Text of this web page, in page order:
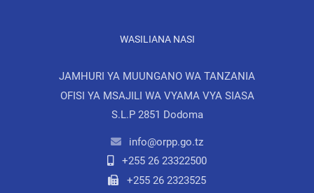
WASILIANA NASI
JAMHURI YA MUUNGANO WA TANZANIA
OFISI YA MSAJILI WA VYAMA VYA SIASA
S.L.P 2851 Dodoma
info@orpp.go.tz
+255 26 23322500
+255 26 2323525